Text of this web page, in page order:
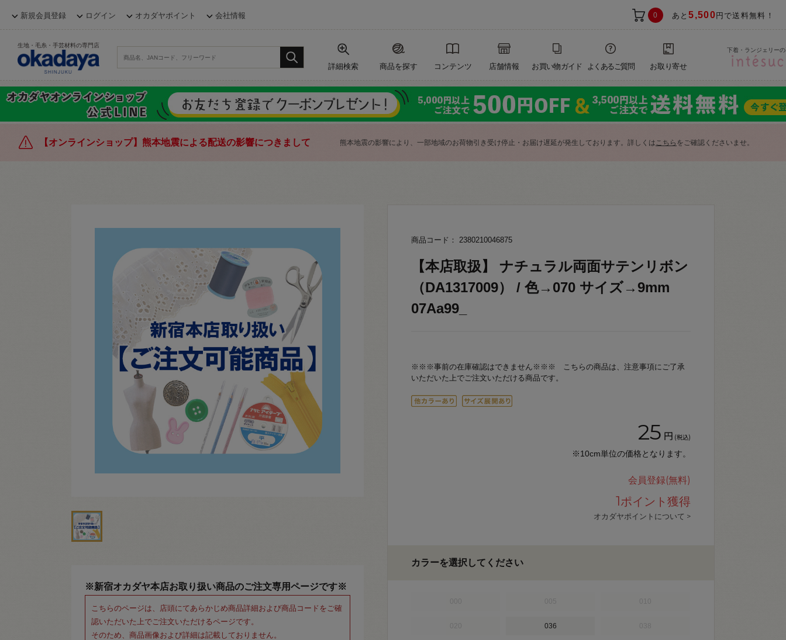
新規会員登録 ログイン オカダヤポイント 会社情報 0 あと5,500 円で送料無料！
生地・毛糸・手芸材料の専門店
詳細検索 商品を探す コンテンツ 店舗情報 お買い物ガイド よくあるご質問 お取り寄せ
下着・ランジェリー
【オンラインショップ】熊本地震による配送の影響につきまして 熊本地震の影響により、一部地域のお荷物引き受け停止・お届け遅延が発生しております。詳しくはこちら をご確認くださいませ。
※新宿オカダヤ本店お取り扱い商品のご注文専用ページです※
こちらのページは、店頭にてあらかじめ商品詳細および商品コードをご確
認いただいた上でご注文いただけるページです。
そのため、商品画像および詳細は記載しておりません。
商品コード： 2380210046875
【本店取扱】 ナチュラル両面サテンリボン
（DA1317009） / 色→070 サイズ→9mm
07Aa99_
※※※事前の在庫確認はできません※※※ こちらの商品は、注意事項にご了承
いただいた上でご注文いただける商品です。
25 円 (税込)
※10cm単位の価格となります。
会員登録(無料)
1ポイント獲得
オカダヤポイントについて >
カラーを選択してください
036